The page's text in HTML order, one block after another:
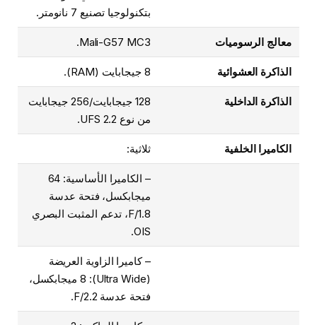
بتكنولوجيا تصنيع 7 نانومتر.
معالج الرسوميات Mali-G57 MC3.
الذاكرة العشوائية 8 جيجابايت (RAM).
الذاكرة الداخلية
128 جيجابايت/256 جيجابايت
من نوع UFS 2.2.
الكاميرا الخلفية ثلاثية:
– الكاميرا الأساسية: 64
ميجابكسل، فتحة عدسة
F/1.8، تدعم المثبت البصري
OIS.
– كاميرا الزاوية العريضة
(Ultra Wide): 8 ميجابكسل،
فتحة عدسة F/2.2.